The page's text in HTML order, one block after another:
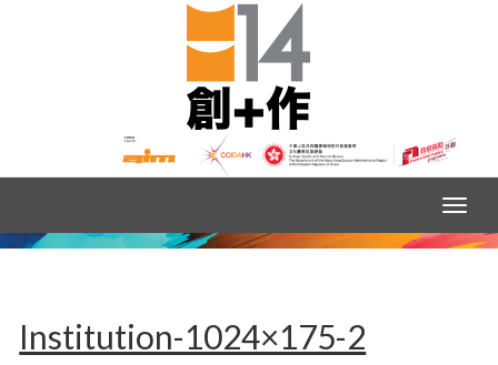
Institution-1024×175-2